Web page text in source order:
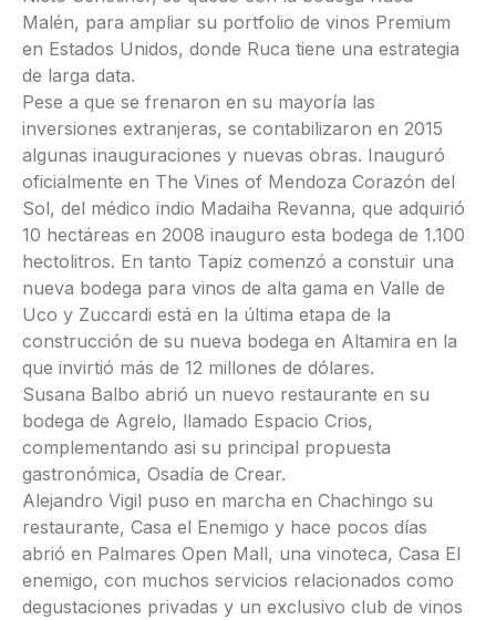
Malén, para ampliar su portfolio de vinos Premium
en Estados Unidos, donde Ruca tiene una estrategia
de larga data.
Pese a que se frenaron en su mayoría las
inversiones extranjeras, se contabilizaron en 2015
algunas inauguraciones y nuevas obras. Inauguró
oficialmente en The Vines of Mendoza Corazón del
Sol, del médico indio Madaiha Revanna, que adquirió
10 hectáreas en 2008 inauguro esta bodega de 1.100
hectolitros. En tanto Tapiz comenzó a constuir una
nueva bodega para vinos de alta gama en Valle de
Uco y Zuccardi está en la última etapa de la
construcción de su nueva bodega en Altamira en la
que invirtió más de 12 millones de dólares.
Susana Balbo abrió un nuevo restaurante en su
bodega de Agrelo, llamado Espacio Crios,
complementando asi su principal propuesta
gastronómica, Osadía de Crear.
Alejandro Vigil puso en marcha en Chachingo su
restaurante, Casa el Enemigo y hace pocos días
abrió en Palmares Open Mall, una vinoteca, Casa El
enemigo, con muchos servicios relacionados como
degustaciones privadas y un exclusivo club de vinos